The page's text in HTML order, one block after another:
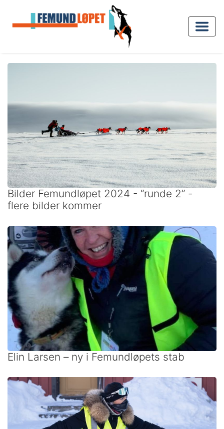
Bilder Femundløpet 2024 - “runde 2” -
flere bilder kommer
Elin Larsen – ny i Femundløpets stab